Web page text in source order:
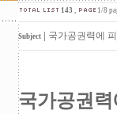
143 , 1/8
Subject 국가공권력에
국가공권